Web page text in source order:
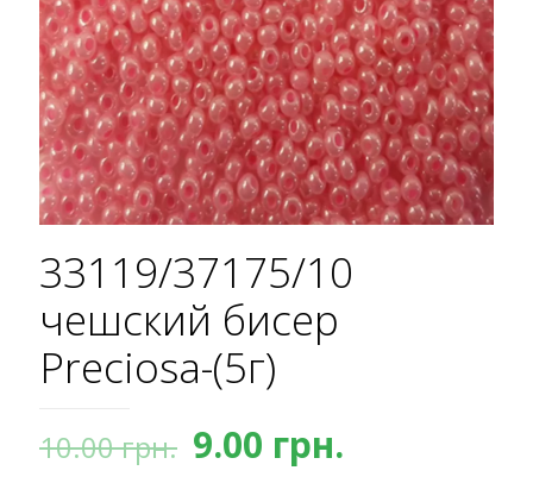
33119/37175/10
чешский бисер
Preciosa-(5г)
10.00грн. Первоначальная
9.00 грн.